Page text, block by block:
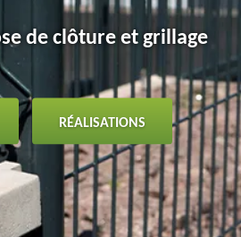
de clôture et grillage
RÉALISATIONS